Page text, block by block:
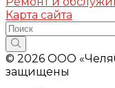
Карта сайта
© 2026 ООО
защищены